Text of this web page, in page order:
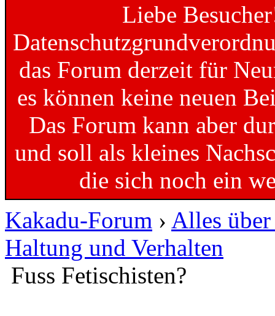
Liebe
das Forum derzeit für
es können keine neuen
Das Forum kann aber
und soll als kleines
die sich noch ein
Kakadu-Forum › Alles
Haltung und Verhalten
Fuss Fetischisten?